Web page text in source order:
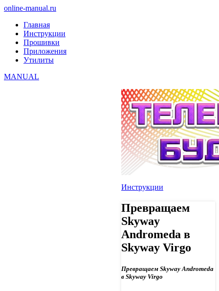
online-manual.ru
Главная
Инструкции
Прошивки
Приложения
Утилиты
MANUAL
Инструкции
Превращаем
Skyway
Andromeda в
Skyway Virgo
Превращаем Skyway Andromeda
в Skyway Virgo